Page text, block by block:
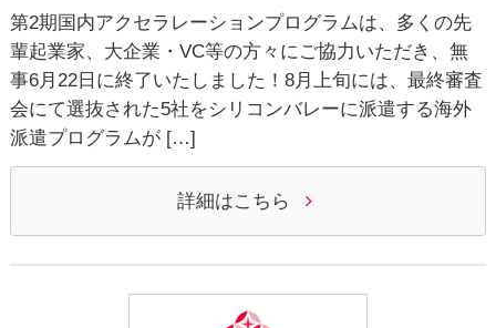
第2期国内アクセラレーションプログラムは、多くの先
輩起業家、大企業・VC等の方々にご協力いただき、無
事6月22日に終了いたしました！8月上旬には、最終審査
会にて選抜された5社をシリコンバレーに派遣する海外
派遣プログラムが […]
詳細はこちら